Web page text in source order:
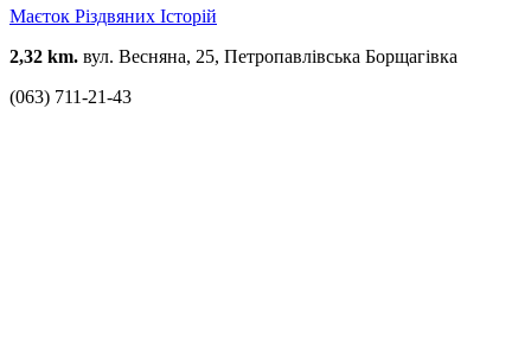
Маєток Різдвяних Історій
2,32 km. вул. Весняна, 25, Петропавлівська Борщагівка
(063) 711-21-43